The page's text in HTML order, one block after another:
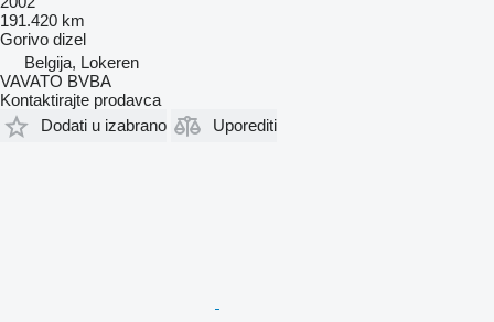
191.420 km
Gorivo dizel
Belgija, Lokeren
VAVATO BVBA
Kontaktirajte prodavca
Dodati u izabrano
Uporediti